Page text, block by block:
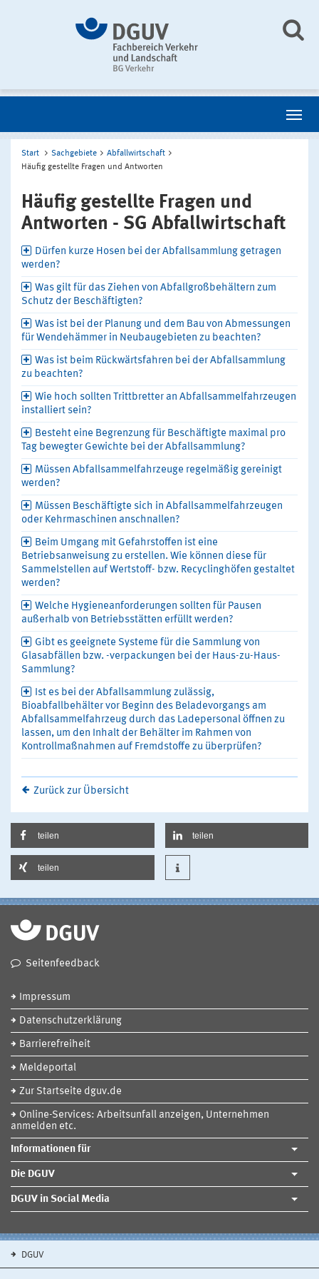
Start Sachgebiete
Abfallwirtschaft
Häufig gestellte Fragen und Antworten
Häufig gestellte Fragen und
Antworten - SG Abfallwirtschaft
Dürfen kurze Hosen bei der Abfallsammlung getragen
werden?
Was gilt für das Ziehen von Abfallgroßbehältern zum
Schutz der Beschäftigten?
Was ist bei der Planung und dem Bau von Abmessungen
für Wendehämmer in Neubaugebieten zu beachten?
Was ist beim Rückwärtsfahren bei der Abfallsammlung
zu beachten?
Wie hoch sollten Trittbretter an Abfallsammelfahrzeugen
installiert sein?
Besteht eine Begrenzung für Beschäftigte maximal pro
Tag bewegter Gewichte bei der Abfallsammlung?
Müssen Abfallsammelfahrzeuge regelmäßig gereinigt
werden?
Müssen Beschäftigte sich in Abfallsammelfahrzeugen
oder Kehrmaschinen anschnallen?
Beim Umgang mit Gefahrstoffen ist eine
Betriebsanweisung zu erstellen. Wie können diese für
Sammelstellen auf Wertstoff- bzw. Recyclinghöfen gestaltet
werden?
Welche Hygieneanforderungen sollten für Pausen
außerhalb von Betriebsstätten erfüllt werden?
Gibt es geeignete Systeme für die Sammlung von
Glasabfällen bzw. -verpackungen bei der Haus-zu-Haus-
Sammlung?
Ist es bei der Abfallsammlung zulässig,
Bioabfallbehälter vor Beginn des Beladevorgangs am
Abfallsammelfahrzeug durch das Ladepersonal öffnen zu
lassen, um den Inhalt der Behälter im Rahmen von
Kontrollmaßnahmen auf Fremdstoffe zu überprüfen?
Zurück zur Übersicht
teilen teilen
teilen
Seitenfeedback
Impressum
Datenschutzerklärung
Barrierefreiheit
Meldeportal
Zur Startseite dguv.de
Online-Services: Arbeitsunfall anzeigen, Unternehmen
anmelden etc.
Informationen für
Die DGUV
DGUV in Social Media
DGUV